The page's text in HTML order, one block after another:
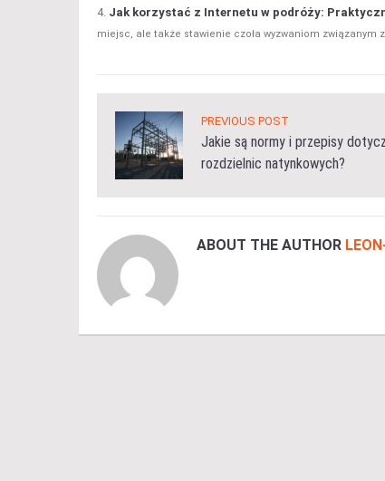
Jak korzystać z Internetu w podróży:
miejsc, ale także stawienie czoła wyzwaniom
PREVIOUS POST
Jakie są normy i przepisy
rozdzielnic natynkowych?
ABOUT THE AUTHOR